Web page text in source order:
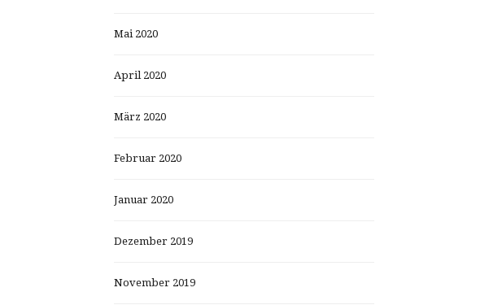
Mai 2020
April 2020
März 2020
Februar 2020
Januar 2020
Dezember 2019
November 2019